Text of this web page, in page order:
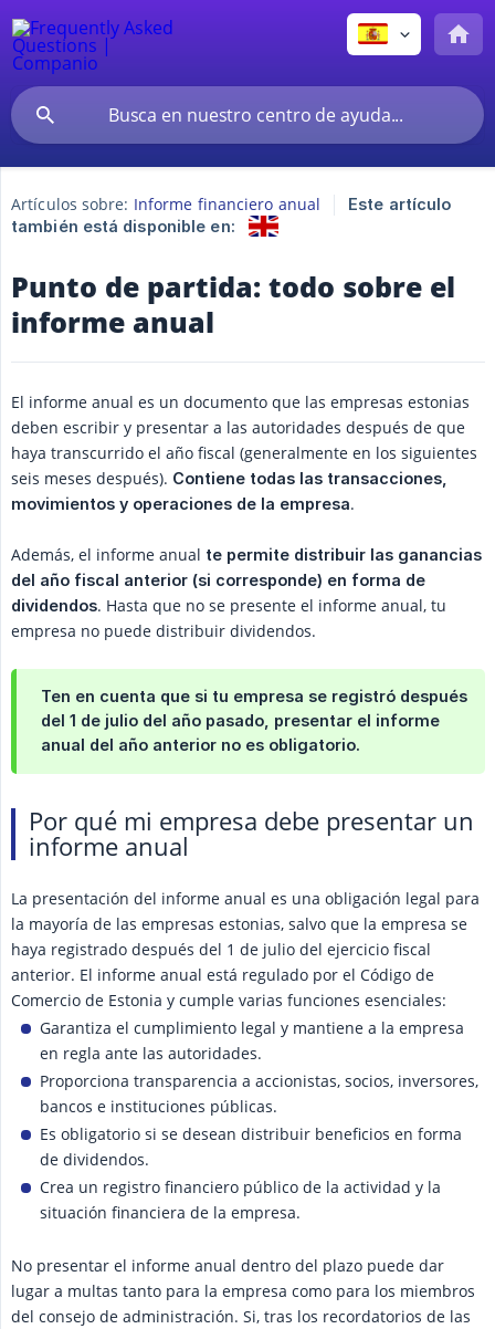
Artículos sobre: Informe financiero anual
Este artículo
también está disponible en:
Punto de partida: todo sobre el
informe anual
El informe anual es un documento que las empresas estonias
deben escribir y presentar a las autoridades después de que
haya transcurrido el año fiscal (generalmente en los siguientes
seis meses después). Contiene todas las transacciones,
movimientos y operaciones de la empresa.
Además, el informe anual te permite distribuir las ganancias
del año fiscal anterior (si corresponde) en forma de
dividendos. Hasta que no se presente el informe anual, tu
empresa no puede distribuir dividendos.
Ten en cuenta que si tu empresa se registró después
del 1 de julio del año pasado, presentar el informe
anual del año anterior no es obligatorio.
Por qué mi empresa debe presentar un
informe anual
La presentación del informe anual es una obligación legal para
la mayoría de las empresas estonias, salvo que la empresa se
haya registrado después del 1 de julio del ejercicio fiscal
anterior. El informe anual está regulado por el Código de
Comercio de Estonia y cumple varias funciones esenciales:
Garantiza el cumplimiento legal y mantiene a la empresa
en regla ante las autoridades.
Proporciona transparencia a accionistas, socios, inversores,
bancos e instituciones públicas.
Es obligatorio si se desean distribuir beneficios en forma
de dividendos.
Crea un registro financiero público de la actividad y la
situación financiera de la empresa.
No presentar el informe anual dentro del plazo puede dar
lugar a multas tanto para la empresa como para los miembros
del consejo de administración. Si, tras los recordatorios de las